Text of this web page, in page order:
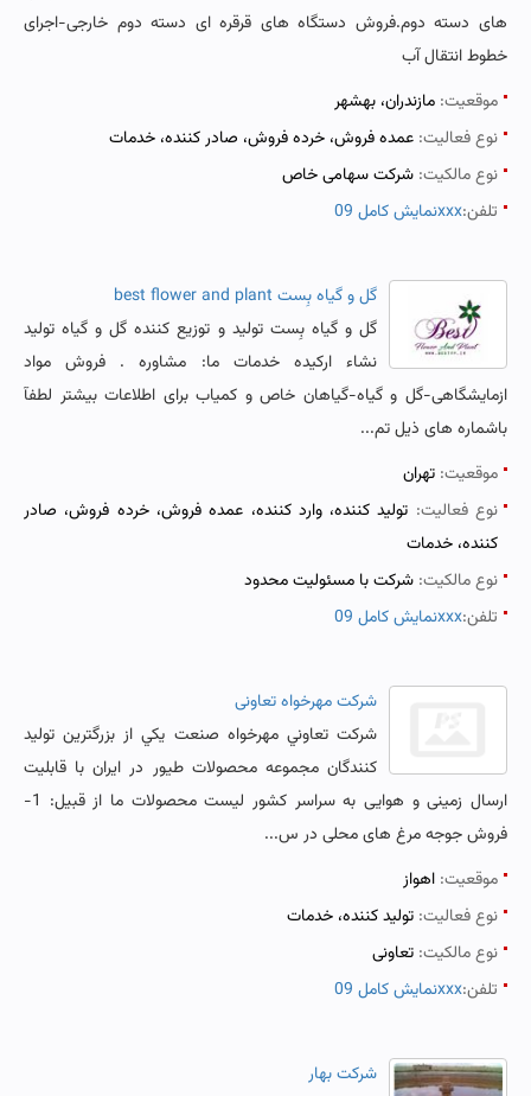
های دسته دوم.فروش دستگاه های قرقره ای دسته دوم خارجی-اجرای
خطوط انتقال آب
موقعیت: مازندران، بهشهر
نوع فعالیت: عمده فروش، خرده فروش، صادر کننده، خدمات
نوع مالکیت: شرکت سهامی خاص
تلفن:نمایش کامل 09xxx
گل و گیاه بِست best flower and plant
گل و گیاه بِست تولید و توزیع کننده گل و گیاه تولید
نشاء ارکیده خدمات ما: مشاوره . فروش مواد
ازمایشگاهی-گل و گیاه-گیاهان خاص و کمیاب برای اطلاعات بیشتر لطفآ
باشماره های ذیل تم...
موقعیت: تهران
نوع فعالیت: تولید کننده، وارد کننده، عمده فروش، خرده فروش، صادر
کننده، خدمات
نوع مالکیت: شرکت با مسئولیت محدود
تلفن:نمایش کامل 09xxx
شرکت مهرخواه تعاونی
شرکت تعاوني مهرخواه صنعت يکي از بزرگترين توليد
کنندگان مجموعه محصولات طيور در ايران با قابلیت
ارسال زمینی و هوایی به سراسر کشور ليست محصولات ما از قبيل: 1-
فروش جوجه مرغ های محلی در س...
موقعیت: اهواز
نوع فعالیت: تولید کننده، خدمات
نوع مالکیت: تعاونی
تلفن:نمایش کامل 09xxx
شرکت بهار